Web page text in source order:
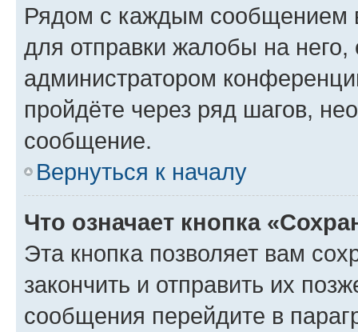
Рядом с каждым сообщением
для отправки жалобы на
администратором
пройдёте через ряд шагов,
сообщение.
Вернуться к началу
Что означает кнопка
Эта кнопка позволяет вам
закончить и отправить их
сообщения перейдите в